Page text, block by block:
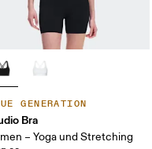
GENERATION
Bra
– Yoga und Stretching